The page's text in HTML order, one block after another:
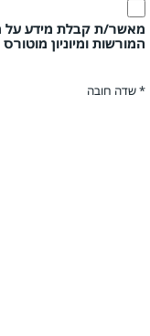
מאשר/ת קבלת מידע על
המורשות ומיוניון
* שדה חובה